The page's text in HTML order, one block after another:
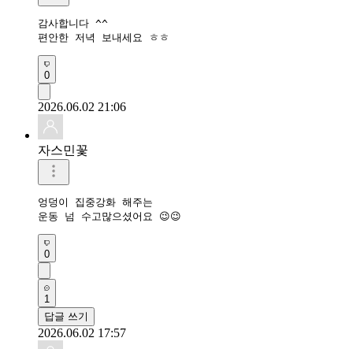
감사합니다 ^^
편안한 저녁 보내세요 ㅎㅎ
0
2026.06.02 21:06
자스민꽃
엉덩이 집중강화 해주는
운동 넘 수고많으셨어요 😉😉
0
1
답글 쓰기
2026.06.02 17:57